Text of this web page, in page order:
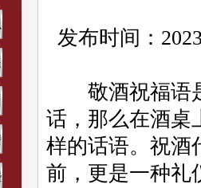
发布时间：
敬酒祝福语是
话，那么在酒桌
样的话语。祝酒
前，更是一种礼